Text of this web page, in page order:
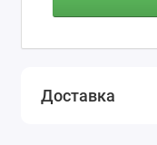
Доставка